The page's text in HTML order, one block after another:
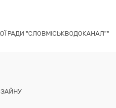
РАДИ "СЛОВМІСЬКВОДОКАНАЛ""